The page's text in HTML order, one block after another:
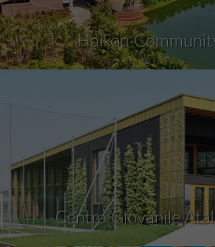
Haikou
Centro Giovanile